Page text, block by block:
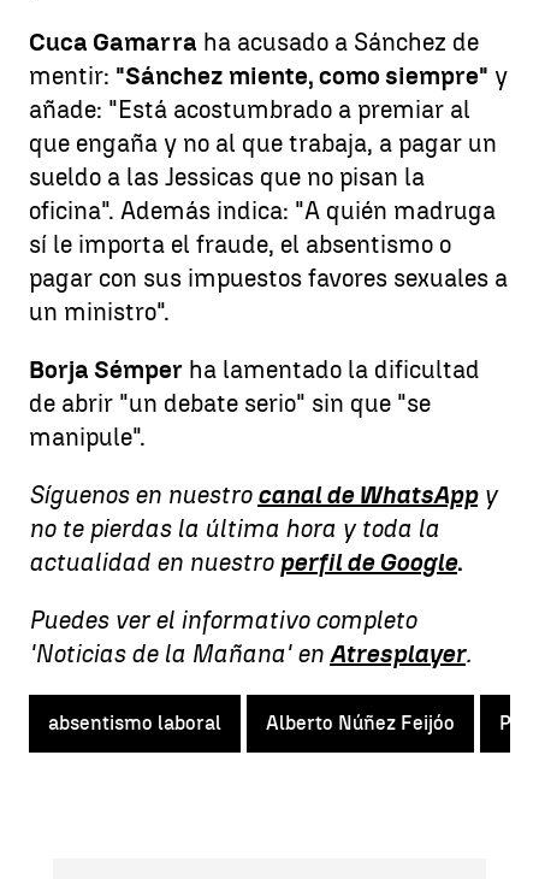
Cuca Gamarra ha acusado a Sánchez de
mentir: "Sánchez miente, como siempre" y
añade: "Está acostumbrado a premiar al
que engaña y no al que trabaja, a pagar un
sueldo a las Jessicas que no pisan la
oficina". Además indica: "A quién madruga
sí le importa el fraude, el absentismo o
pagar con sus impuestos favores sexuales a
un ministro".
Borja Sémper ha lamentado la dificultad
de abrir "un debate serio" sin que "se
manipule".
Síguenos en nuestro canal de WhatsAppy
no te pierdas la última hora y toda la
actualidad en nuestro perfil de Google.
Puedes ver el informativo completo
'Noticias de la Mañana' en Atresplayer.
absentismo laboral Alberto Núñez Feijóo